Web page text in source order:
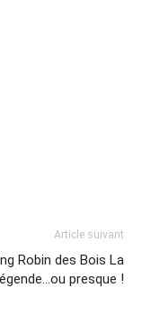
Article suivant
Robin des Bois La
légende…ou presque !